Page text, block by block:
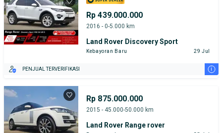
Rp 439.000.000
2016 - 0-5.000 km
Land Rover Discovery Sport
Kebayoran Baru 29 Jul
PENJUAL TERVERIFIKASI i
Rp 875.000.000
2015 - 45.000-50.000 km
Land Rover Range rover